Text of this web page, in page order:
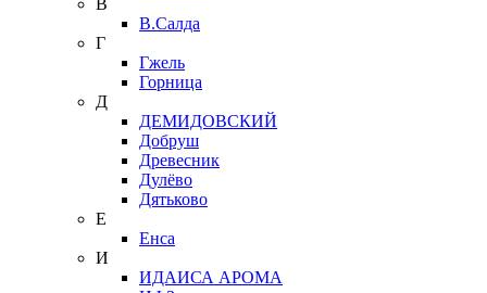
В
В.Салда
Г
Гжель
Горница
Д
ДЕМИДОВСКИЙ
Добруш
Древесник
Дулёво
Дятьково
Е
Енса
И
ИДАИСА АРОМА